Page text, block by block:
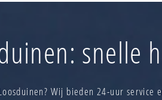
snelle
Wij bieden 24-uur service